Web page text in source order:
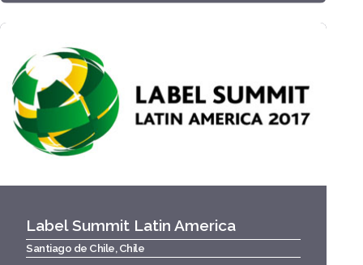
Label Summit Latin America
Santiago de Chile, Chile